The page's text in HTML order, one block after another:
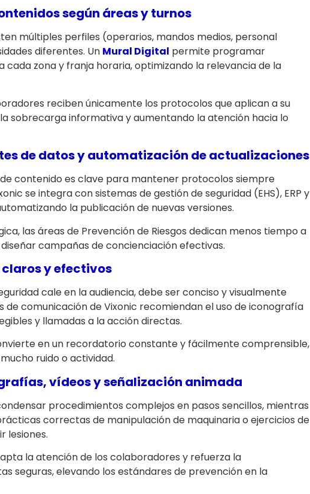
según áreas y turnos
múltiples perfiles (operarios, mandos medios, personal
diferentes. Un Mural Digital permite programar
cada zona y franja horaria, optimizando la relevancia de la
reciben únicamente los protocolos que aplican a su
sobrecarga informativa y aumentando la atención hacia lo
de datos y automatización de actualizaciones
contenido es clave para mantener protocolos siempre
se integra con sistemas de gestión de seguridad (EHS), ERP y
la publicación de nuevas versiones.
las áreas de Prevención de Riesgos dedican menos tiempo a
campañas de concienciación efectivas.
claros y efectivos
cale en la audiencia, debe ser conciso y visualmente
de comunicación de Vixonic recomiendan el uso de iconografía
y llamadas a la acción directas.
en un recordatorio constante y fácilmente comprensible,
ruido o actividad.
vídeos y señalización animada
procedimientos complejos en pasos sencillos, mientras
correctas de manipulación de maquinaria o ejercicios de
lesiones.
la atención de los colaboradores y refuerza la
seguras, elevando los estándares de prevención en la